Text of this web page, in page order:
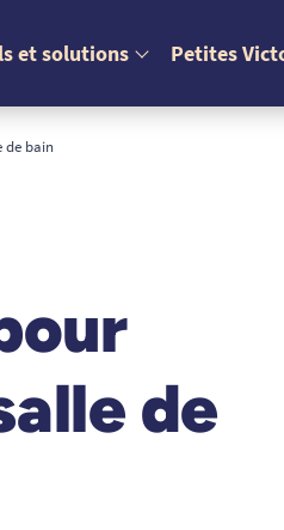
et solutions Petites
de bain
de